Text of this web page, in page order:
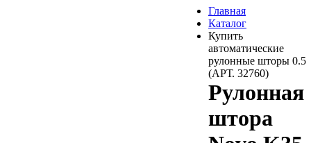
Главная
Каталог
Купить
автоматические
рулонные шторы 0.5
(АРТ. 32760)
Рулонная
штора